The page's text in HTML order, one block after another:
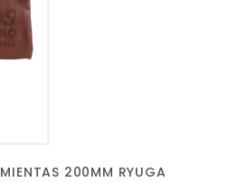
200MM RYUGA